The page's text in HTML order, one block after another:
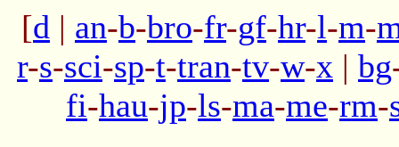
[d | an-b-bro-fr-gf-hr-l-m-
r-s-sci-sp-t-tran-tv-w-x | bg
fi-hau-jp-ls-ma-me-rm-